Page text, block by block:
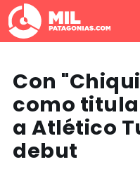
Con
como
a Atlético
debut